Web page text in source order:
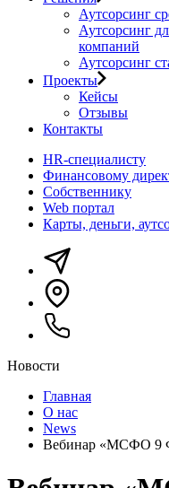
Аутсорсинг
Аутсорсинг
компаний
Аутсорсинг
Проекты
Кейсы
Отзывы
Контакты
HR-специалисту
Финансовому
Собственнику
Web портал
Карты, деньги,
Новости
Главная
О нас
News
Вебинар «МСФО 9